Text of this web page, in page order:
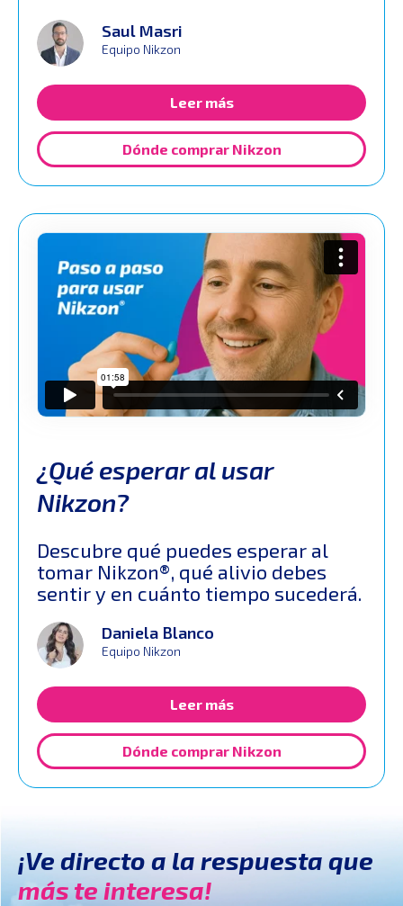
Saul Masri
Equipo Nikzon
Leer más
Dónde comprar Nikzon
¿Qué esperar al usar
Nikzon?
Descubre qué puedes esperar al
tomar Nikzon®, qué alivio debes
sentir y en cuánto tiempo sucederá.
Daniela Blanco
Equipo Nikzon
Leer más
Dónde comprar Nikzon
¡Ve directo a la respuesta que
más te interesa!